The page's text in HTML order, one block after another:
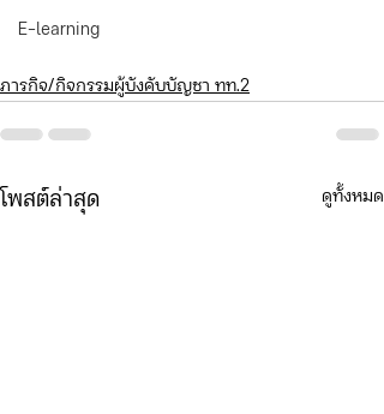
E-learning
ภารกิจ/กิจกรรมผู้บังคับบัญชา ทท.2
โพสต์ล่าสุด ดูทั้งหมด